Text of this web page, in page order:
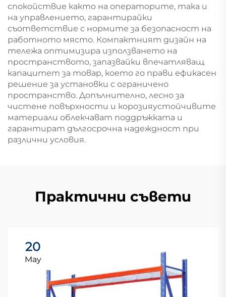
спокойствие както на операторите, така и
на управлението, гарантирайки
съответствие с нормите за безопасност на
работното място. Компактният дизайн на
тележа оптимизира използването на
пространството, запазвайки впечатляващ
капацитет за товар, което го прави ефикасен
решение за установки с ограничено
пространство. Допълнително, лесно за
чистене повърхности и корозияустойчивите
материали облекчават поддръжката и
гарантират дългосрочна надеждност при
различни условия.
Практични съвети
20
May